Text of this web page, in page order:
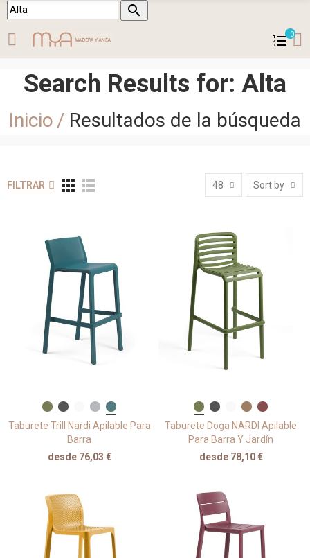

0
Search Results for: Alta
Inicio Resultados de la búsqueda
FILTRAR 48 Sort by
Taburete Trill Nardi Apilable Para
Barra
desde 76,03 €
Taburete Doga NARDI Apilable
Para Barra Y Jardín
desde 78,10 €